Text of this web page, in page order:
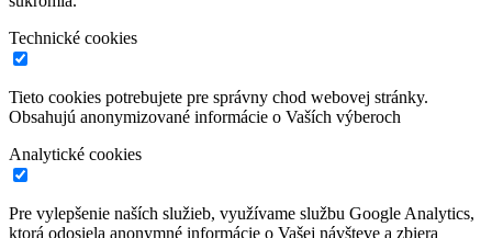
Technické cookies
Tieto cookies potrebujete pre správny chod webovej stránky.
Obsahujú anonymizované informácie o Vaších výberoch
Analytické cookies
Pre vylepšenie naších služieb, využívame službu Google Analytics,
ktorá odosiela anonymné informácie o Vašej návšteve a zbiera